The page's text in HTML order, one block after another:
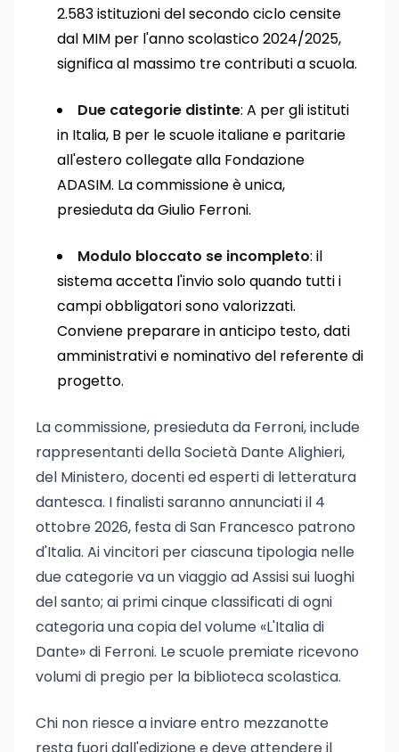
2.583 istituzioni del secondo ciclo censite
dal MIM per l'anno scolastico 2024/2025,
significa al massimo tre contributi a scuola.
Due categorie distinte: A per gli istituti
in Italia, B per le scuole italiane e paritarie
all'estero collegate alla Fondazione
ADASIM. La commissione è unica,
presieduta da Giulio Ferroni.
Modulo bloccato se incompleto: il
sistema accetta l'invio solo quando tutti i
campi obbligatori sono valorizzati.
Conviene preparare in anticipo testo, dati
amministrativi e nominativo del referente di
progetto.
La commissione, presieduta da Ferroni, include
rappresentanti della Società Dante Alighieri,
del Ministero, docenti ed esperti di letteratura
dantesca. I finalisti saranno annunciati il 4
ottobre 2026, festa di San Francesco patrono
d'Italia. Ai vincitori per ciascuna tipologia nelle
due categorie va un viaggio ad Assisi sui luoghi
del santo; ai primi cinque classificati di ogni
categoria una copia del volume «L'Italia di
Dante» di Ferroni. Le scuole premiate ricevono
volumi di pregio per la biblioteca scolastica.
Chi non riesce a inviare entro mezzanotte